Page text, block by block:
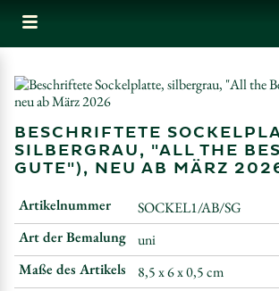
BESCHRIFTETE
SILBERGRAU, "ALL THE
GUTE"), NEU AB MÄRZ
Artikelnummer
SOCKEL1/AB/SG
Art der Bemalung
uni
Maße des Artikels
8,5 x 6 x 0,5 cm